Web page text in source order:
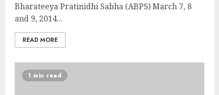
Bharateeya Pratinidhi Sabha (ABPS) March 7, 8
and 9, 2014...
READ MORE
1 min read